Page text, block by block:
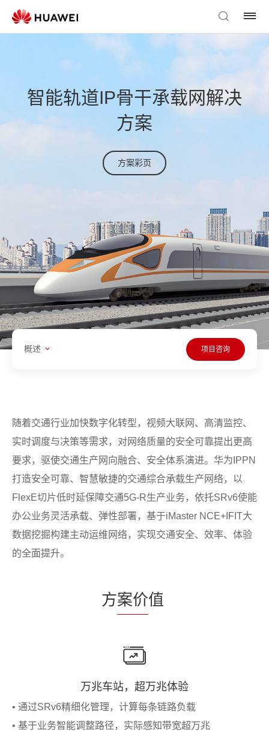
智能轨道IP骨干承载网解决
方案
方案彩页
概述 项目咨询
随着交通行业加快数字化转型，视频大联网、高清监控、
实时调度与决策等需求，对网络质量的安全可靠提出更高
要求，驱使交通生产网向融合、安全体系演进。华为IPPN
打造安全可靠、智慧敏捷的交通综合承载生产网络，以
FlexE切片低时延保障交通5G-R生产业务，依托SRv6使能
办公业务灵活承载、弹性部署，基于iMaster NCE+IFIT大
数据挖掘构建主动运维网络，实现交通安全、效率、体验
的全面提升。
方案价值
万兆车站，超万兆体验
• 通过SRv6精细化管理，计算每条链路负载
• 基于业务智能调整路径，实际感知带宽超万兆